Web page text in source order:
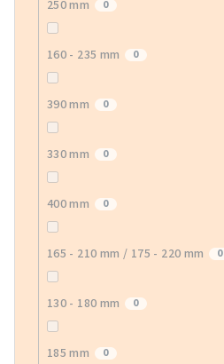
250 mm 0
160 - 235 mm 0
390 mm 0
330 mm 0
400 mm 0
165 - 210 mm / 175 - 220 mm 0
130 - 180 mm 0
185 mm 0